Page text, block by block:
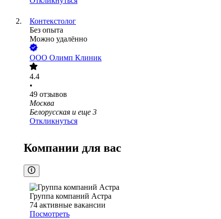
Контекстолог
Без опыта
Можно удалённо
ООО Олимп Клиник
4.4
•
49 отзывов
Москва
Белорусская и еще 3
Откликнуться
Компании для вас
Группа компаний Астра
74 активные вакансии
Посмотреть